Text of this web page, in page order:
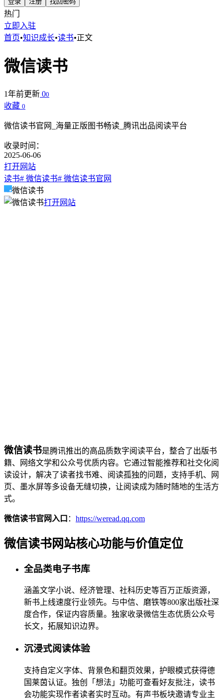
热门
立即入驻
首页•知识成长•读书•正文
微信读书
1年前更新 00
收藏 0
微信读书官网_海量正版图书畅读_腾讯出品阅读平台
收录时间：
2025-06-06
打开网站
读书# 微信读书# 微信读书官网
微信读书
打开网站
微信读书是腾讯推出的高品质数字阅读平台，整合了出版书
籍、网络文学和公众号优质内容。它通过智能推荐和社交化阅
读设计，解决了读者找书难、阅读孤独的问题，支持手机、网
页、墨水屏等多设备无缝切换，让阅读成为随时随地的生活方
式。
微信读书官网入口 ： https://weread.qq.com
微信读书网站核心功能与价值定位
全品类电子书库
涵盖文学小说、经济管理、社科历史等百万正版资源，
新书上线速度行业领先。与中信、磨铁等800家出版社深
度合作，保证内容质量。独家收录微信生态优质公众号
长文，拓展知识边界。
沉浸式阅读体验
支持自定义字体、背景色和翻页效果，护眼模式获得德
国莱茵认证。独创「想法」功能可查看好友批注，读书
会功能实现作者读者实时互动。有声书板块邀请专业主